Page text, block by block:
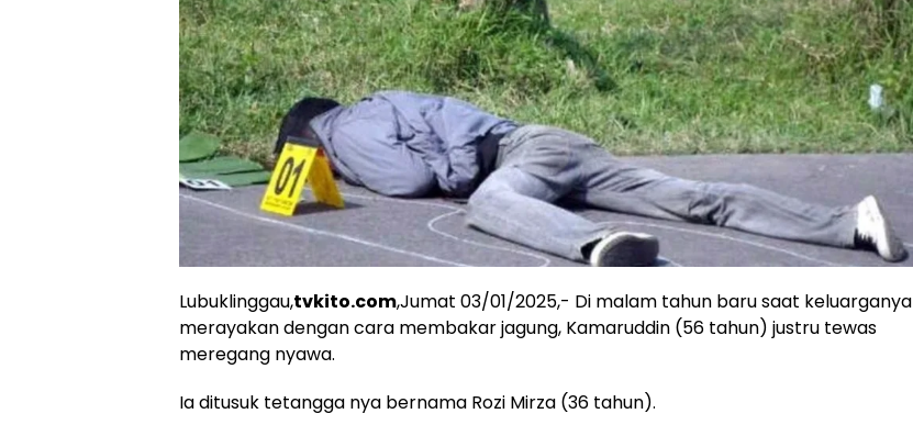
Lubuklinggau,tvkito.com,Jumat 03/01/2025,- Di malam tahun baru saat keluarganya
merayakan dengan cara membakar jagung, Kamaruddin (56 tahun) justru tewas
meregang nyawa.
Ia ditusuk tetangga nya bernama Rozi Mirza (36 tahun).